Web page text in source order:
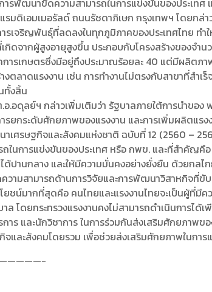
ารพัฒนาขีดความสามารถในการแข่งขันของประเท
รมดิเอมเมอรัลด์ ถนนรัชดาภิเษก กรุงเทพฯ โดยกล่
รเจริญพันธุ์ที่ลดลงในทุกภูมิภาคของประเทศไทย ทำ
กิดจากผู้สูงอายุสูงขึ้น ประกอบกับโครงสร้างของจำ
การเกษตรซึ่งมีอยู่ถึงประมาณร้อยละ 40 แต่มีผลิต
างตลาดแรงงาน เช่น การทำงานไม่ตรงกับสาขาที่ส
ทั้งสิ้น
ลย์ฯ กล่าวเพิ่มเติมว่า รัฐบาลภายใต้การนำของ
ารยกระดับศักยภาพของแรงงาน และการเพิ่มผลิตแ
เศรษฐกิจและสังคมแห่งชาติ ฉบับที่ 12 (2560 –
ถในการแข่งขันของประเทศ หรือ กพข. และที่สำคัญ
ได้ปานกลาง และให้มีความมั่นคงอย่างยั่งยืน ด้วยก
วามสามารถด้านการวิจัยและการพัฒนาวิสาหกิจที่ขั
โยชน์มากที่สุดคือ คนไทยและแรงงานไทยจะเป็นผู้ที่มี
ดยกระทรวงแรงงานคงไม่สามารถดำเนินการได้
การ และนักวิชาการ ในการร่วมกันส่งเสริมศักยภา
จและสังคมโดยรวม เพื่อช่วยส่งเสริมศักยภาพในกา